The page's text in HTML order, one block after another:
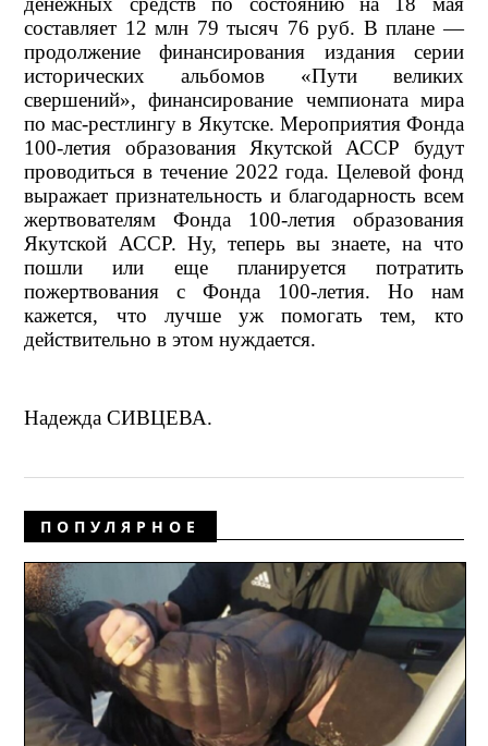
составляет 12 млн 79 тысяч 76 руб. В плане —
продолжение финансирования издания серии
исторических альбомов «Пути великих
свершений», финансирование чемпионата мира
по мас-рестлингу в Якутске. Мероприятия Фонда
100-летия образования Якутской АССР будут
проводиться в течение 2022 года. Целевой фонд
выражает признательность и благодарность всем
жертвователям Фонда 100-летия образования
Якутской АССР. Ну, теперь вы знаете, на что
пошли или еще планируется потратить
пожертвования с Фонда 100-летия. Но нам
кажется, что лучше уж помогать тем, кто
действительно в этом нуждается.
Надежда СИВЦЕВА.
ПОПУЛЯРНОЕ